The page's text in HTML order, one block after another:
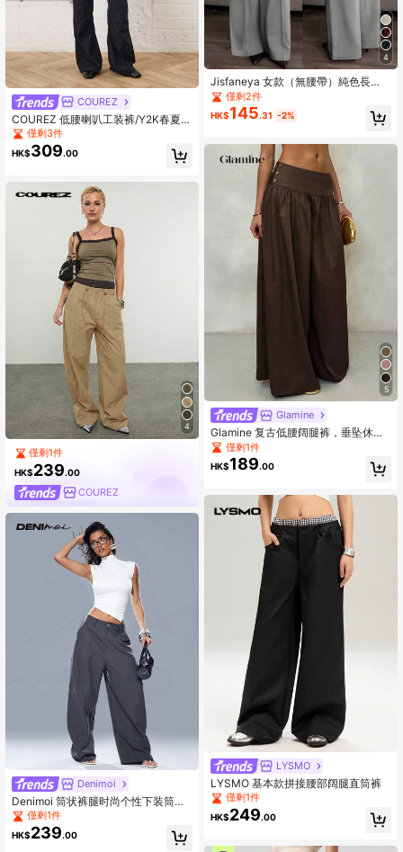
COUREZ
COUREZ 低腰喇叭工装裤/Y2K春夏外
出工装裤
僅剩3件
HK$309.00
4
僅剩1件
HK$239.00
COUREZ
Denimoi
Denimoi 筒状裤腿时尚个性下装筒状
裤 僅剩1件
HK$239.00
4
Jisfaneya 女款（無腰帶）純色長
褲，附側口袋與拉鍊，優雅休閒，適
合辦公室與通勤
僅剩2件
HK$145.31 -2%
5
Glamine
Glamine 复古低腰阔腿裤，垂坠休闲
女裤僅剩1件
HK$189.00
LYSMO
LYSMO 基本款拼接腰部阔腿直筒裤
僅剩1件
HK$249.00